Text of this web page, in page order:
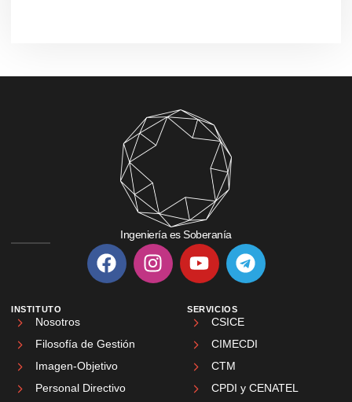
Ingeniería es Soberanía
INSTITUTO
Nosotros
Filosofía de Gestión
Imagen-Objetivo
Personal Directivo
SERVICIOS
CSICE
CIMECDI
CTM
CPDI y CENATEL